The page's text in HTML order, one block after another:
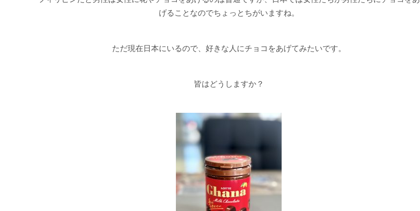
げることなのでちょっとちがいますね。
ただ現在日本にいるので、好きな人にチョコをあげてみたいです。
皆はどうしますか？